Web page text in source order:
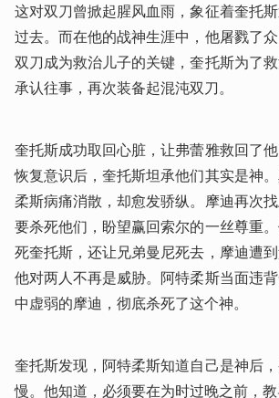
这对双刀曾掀起腥风血雨，象征着奎托
过去。而在他的战神生涯中，他屠戮了
双刀成为救治儿子的关键，奎托斯为了
承认往事，再次装备起混沌双刀。
奎托斯成功取回心脏，让弗蕾雅救回了
恢复意识后，奎托斯坦承他们其实是神
柔斯病痛消散，却愈发骄纵。摩迪再次
要杀死他们，盼望赢回索尔的一丝尊重
死奎托斯，还让兄弟曼尼死去，摩迪遭
他对两人不再是威胁。阿特柔斯当面违
中虚弱的摩迪，彻底杀死了这个神。
奎托斯发现，阿特柔斯知道自己是神后
慢。他知道，必须要在为时过晚之前，教